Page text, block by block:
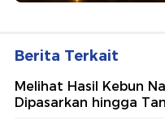
Berita Terkait
Melihat Hasil Kebun
Dipasarkan hingga